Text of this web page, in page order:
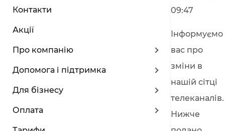
Контакти
Акції
Про компанію
Допомога і підтримка
Для бізнесу
Оплата
09:47
Інформуємо
вас про
зміни в
нашій сітці
телеканалів.
Нижче